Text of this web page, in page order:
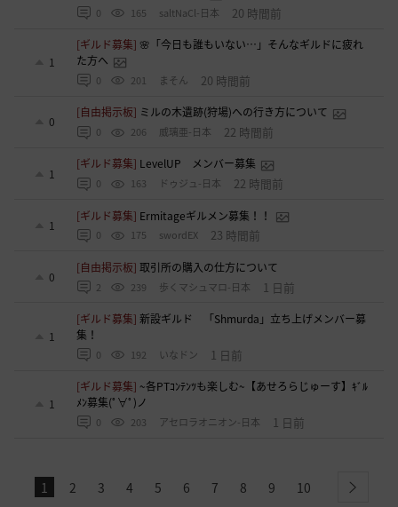
0 165 saltNaCl-日本 20 時間前
1
[ギルド募集] 🌸「今日も誰もいない…」そんなギルドに疲れ
た方へ
0 201 まそん 20 時間前
0
[自由掲示板] ミルの木遺跡(狩場)への行き方について
0 206 威璃亜-日本 22 時間前
1
[ギルド募集] LevelUP メンバー募集
0 163 ドゥジュ-日本 22 時間前
1
[ギルド募集] Ermitageギルメン募集！！
0 175 swordEX 23 時間前
0
[自由掲示板]取引所の購入の仕方について
2 239 歩くマシュマロ-日本 1 日前
1
[ギルド募集]新設ギルド 「Shmurda」立ち上げメンバー募
集！
0 192 いなドン 1 日前
1
[ギルド募集] ~各PTｺﾝﾃﾝﾂも楽しむ~【あせろらじゅーす】ｷﾞﾙ
ﾒﾝ募集(ﾟ∀ﾟ)ノ
0 203 アセロラオニオン-日本 1 日前
1 2 3 4 5 6 7 8 9 10 next